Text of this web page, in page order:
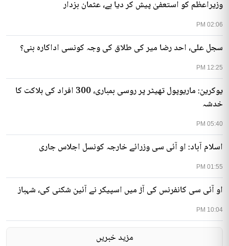
02:06 PM
وزیراعظم کو استعفیٰ پیش کر دیا ہے، عثمان بزدار
12:25 PM
سجل علی، احد رضا میر کی طلاق کی وجہ کونسی اداکارہ بنی؟
05:40 PM
یوکرین: ماریوپول تھیٹر پر روسی بمباری، 300 افراد کی ہلاکت کا
خدشہ
01:55 PM
اسلام آباد: او آئی سی وزرائے خارجہ کونسل اجلاس جاری
10:04 PM
او آئی سی کانفرنس کی آڑ میں اسپیکر نے آئین شکنی کی، شہباز
مزید خبریں